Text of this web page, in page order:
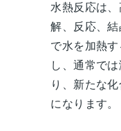
水熱反応は
解、反応、
で水を加熱
し、通常で
り、新たな
になります。